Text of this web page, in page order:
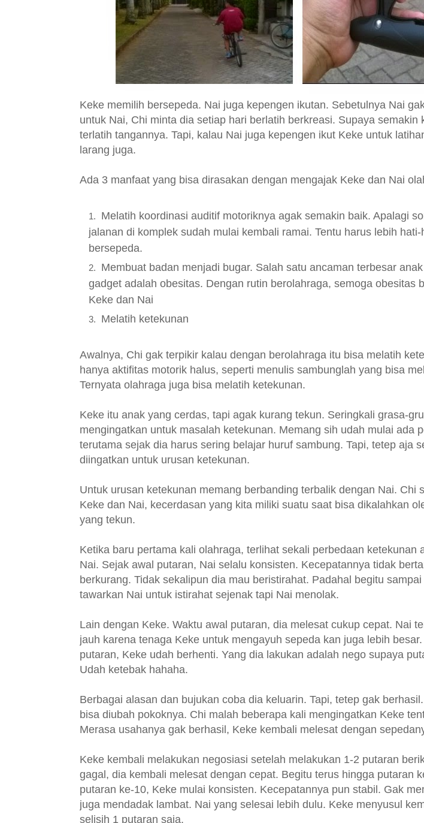
Keke memilih bersepeda. Nai juga kepengen ikutan. Sebetulnya Nai
untuk Nai, Chi minta dia setiap hari berlatih berkreasi. Supaya semakin
terlatih tangannya. Tapi, kalau Nai juga kepengen ikut Keke untuk
larang juga.
Ada 3 manfaat yang bisa dirasakan dengan mengajak Keke dan Nai
Melatih koordinasi auditif motoriknya agak semakin baik. Apalagi
jalanan di komplek sudah mulai kembali ramai. Tentu harus lebih
bersepeda.
Membuat badan menjadi bugar. Salah satu ancaman terbesar
gadget adalah obesitas. Dengan rutin berolahraga, semoga obesitas
Keke dan Nai
Melatih ketekunan
Awalnya, Chi gak terpikir kalau dengan berolahraga itu bisa melatih
hanya aktifitas motorik halus, seperti menulis sambunglah yang bisa
Ternyata olahraga juga bisa melatih ketekunan.
Keke itu anak yang cerdas, tapi agak kurang tekun. Seringkali grasa-
mengingatkan untuk masalah ketekunan. Memang sih udah mulai ada
terutama sejak dia harus sering belajar huruf sambung. Tapi, tetep aja
diingatkan untuk urusan ketekunan.
Untuk urusan ketekunan memang berbanding terbalik dengan Nai. Chi
Keke dan Nai, kecerdasan yang kita miliki suatu saat bisa dikalahkan
yang tekun.
Ketika baru pertama kali olahraga, terlihat sekali perbedaan ketekunan
Nai. Sejak awal putaran, Nai selalu konsisten. Kecepatannya tidak
berkurang. Tidak sekalipun dia mau beristirahat. Padahal begitu
tawarkan Nai untuk istirahat sejenak tapi Nai menolak.
Lain dengan Keke. Waktu awal putaran, dia melesat cukup cepat. Nai
jauh karena tenaga Keke untuk mengayuh sepeda kan juga lebih
putaran, Keke udah berhenti. Yang dia lakukan adalah nego supaya
Udah ketebak hahaha.
Berbagai alasan dan bujukan coba dia keluarin. Tapi, tetep gak
bisa diubah pokoknya. Chi malah beberapa kali mengingatkan Keke
Merasa usahanya gak berhasil, Keke kembali melesat dengan
Keke kembali melakukan negosiasi setelah melakukan 1-2 putaran
gagal, dia kembali melesat dengan cepat. Begitu terus hingga putaran
putaran ke-10, Keke mulai konsisten. Kecepatannya pun stabil. Gak
juga mendadak lambat. Nai yang selesai lebih dulu. Keke menyusul
selisih 1 putaran saja.